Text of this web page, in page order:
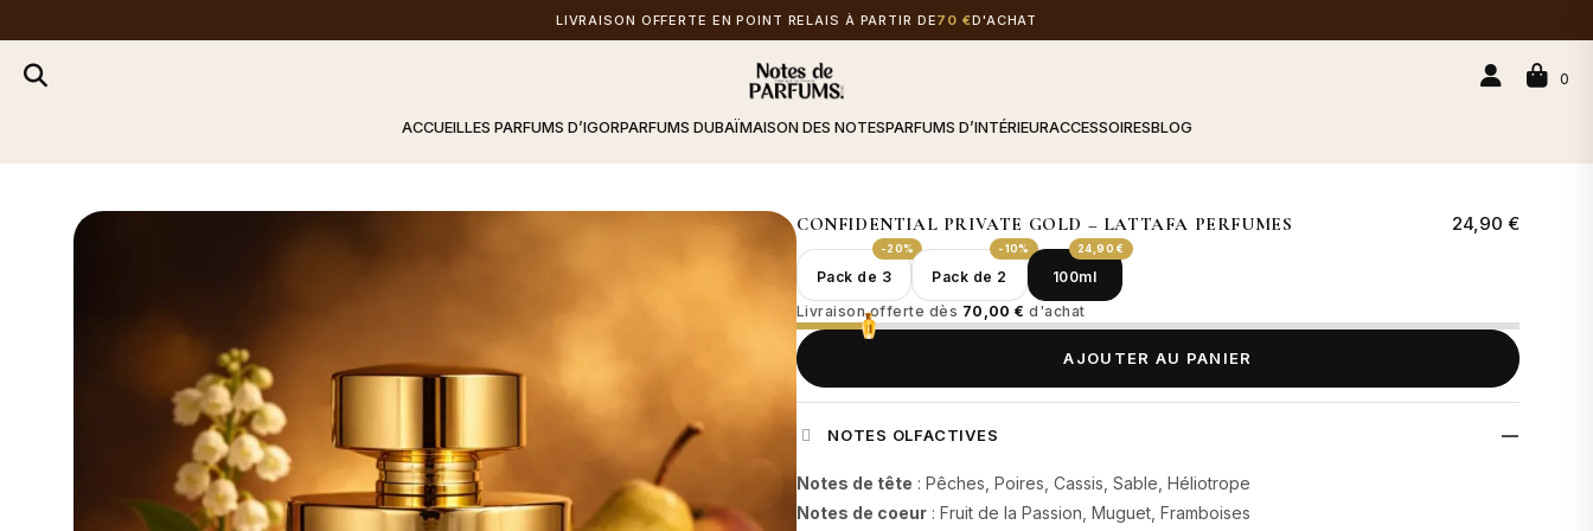
LIVRAISON OFFERTE EN POINT RELAIS À PARTIR DE70 €D'ACHAT
0
ACCUEILLES PARFUMS D’IGORPARFUMS DUBAÏMAISON DES NOTESPARFUMS D’INTÉRIEURACCESSOIRESBLOG
CONFIDENTIAL PRIVATE GOLD – LATTAFA PERFUMES 24,90 €
Pack de 3
-20%
Pack de 2
-10%
100ml
24,90 €
Livraison offerte dès 70,00 € d'achat
AJOUTER AU PANIER
NOTES OLFACTIVES
Notes de tête : Pêches, Poires, Cassis, Sable, Héliotrope
Notes de coeur : Fruit de la Passion, Muguet, Framboises